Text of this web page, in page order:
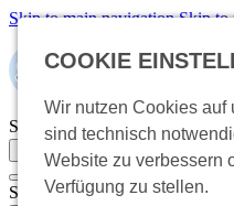
Skip to main navigation Skip to
Suchbegriff eingeben
Suche öffnen
Suchbegriff eingeben
COOKIE
Wir nutzen Cookies auf
sind technisch
Website zu verbessern
Verfügung zu stellen.